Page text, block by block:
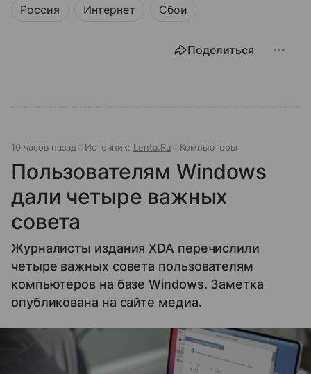
Россия Интернет Сбои
Поделиться
10 часов назад Источник: Lenta.Ru Компьютеры
Пользователям Windows
дали четыре важных
совета
Журналисты издания XDA перечислили
четыре важных совета пользователям
компьютеров на базе Windows. Заметка
опубликована на сайте медиа.